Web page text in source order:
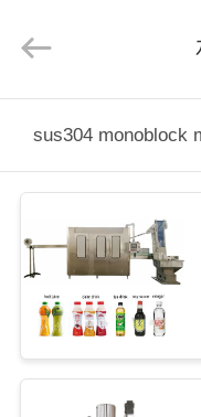
정
제
품
저
Road
Enterprise
Co.,LTD.
Reserved.sus304 monoblock